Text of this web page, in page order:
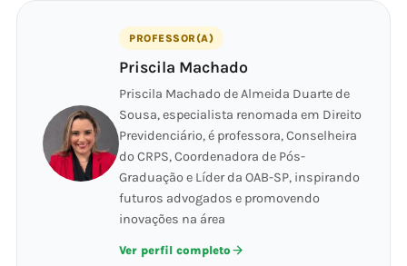
PROFESSOR(A)
Priscila Machado
Priscila Machado de Almeida Duarte de
Sousa, especialista renomada em Direito
Previdenciário, é professora, Conselheira
do CRPS, Coordenadora de Pós-
Graduação e Líder da OAB-SP, inspirando
futuros advogados e promovendo
inovações na área
Ver perfil completo